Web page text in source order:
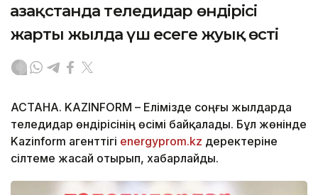
Қазақстанда теледидар өндірісі
жарты жылда үш есеге жуық өсті
АСТАНА. KAZINFORM – Елімізде соңғы жылдарда
теледидар өндірісінің өсімі байқалады. Бұл жөнінде
Kazinform агенттігі energyprom.kz деректеріне
сілтеме жасай отырып, хабарлайды.